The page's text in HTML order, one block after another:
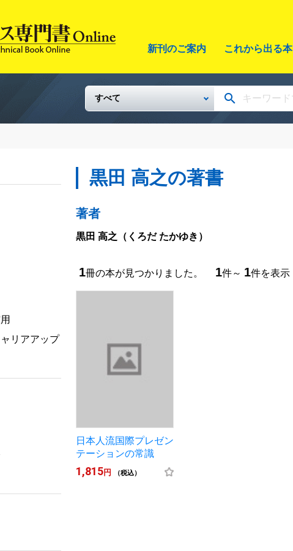
新刊のご案内 これから出る本
黒田 高之の著書
著者
黒田 高之 （くろだ たかゆき）
1冊の本が見つかりました。 1件～ 1件を表示
日本人流国際プレゼン
テーションの常識
1,815円 （税込）
リアアップ